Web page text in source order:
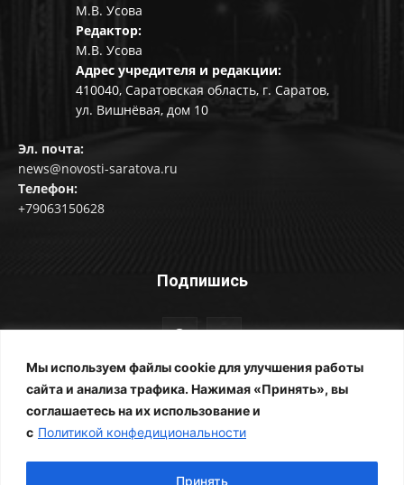
Мы используем файлы cookie для улучшения работы
сайта и анализа трафика. Нажимая «Принять», вы
соглашаетесь на их использование и
с Политикой конфедициональности
Принять
М.В. Усова
Редактор:
М.В. Усова
Адрес учредителя и редакции:
410040, Саратовская область, г. Саратов,
ул. Вишнёвая, дом 10
Эл. почта:
news@novosti-saratova.ru
Телефон:
+79063150628
Подпишись
© Новости Саратова 2014-2025